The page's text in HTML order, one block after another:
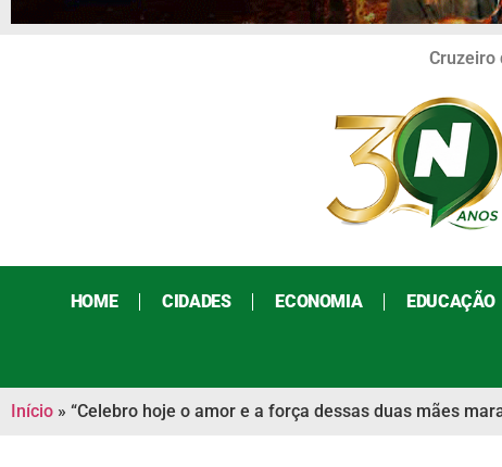
Cruzeiro
HOME CIDADES ECONOMIA EDUCAÇÃO
Início » “Celebro hoje o amor e a força dessas duas mães